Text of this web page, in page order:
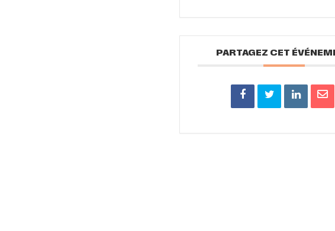
PARTAGEZ CET